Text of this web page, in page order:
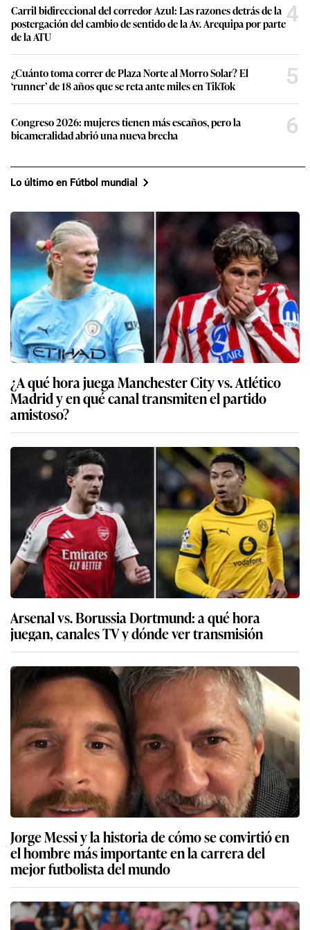
Carril bidireccional del corredor Azul: Las razones detrás de la
postergación del cambio de sentido de la Av. Arequipa por parte
de la ATU
4
¿Cuánto toma correr de Plaza Norte al Morro Solar? El
‘runner’ de 18 años que se reta ante miles en TikTok
5
Congreso 2026: mujeres tienen más escaños, pero la
bicameralidad abrió una nueva brecha
6
Lo último en Fútbol mundial
¿A qué hora juega Manchester City vs. Atlético
Madrid y en qué canal transmiten el partido
amistoso?
Arsenal vs. Borussia Dortmund: a qué hora
juegan, canales TV y dónde ver transmisión
Jorge Messi y la historia de cómo se convirtió en
el hombre más importante en la carrera del
mejor futbolista del mundo